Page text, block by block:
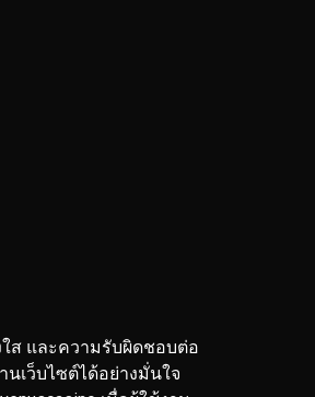
ส และความรับผิดชอบต่อ
เว็บไซต์ได้อย่างมั่นใจ